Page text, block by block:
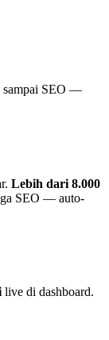
sampai SEO —
Lebih dari 8.000
SEO — auto-
live di dashboard.